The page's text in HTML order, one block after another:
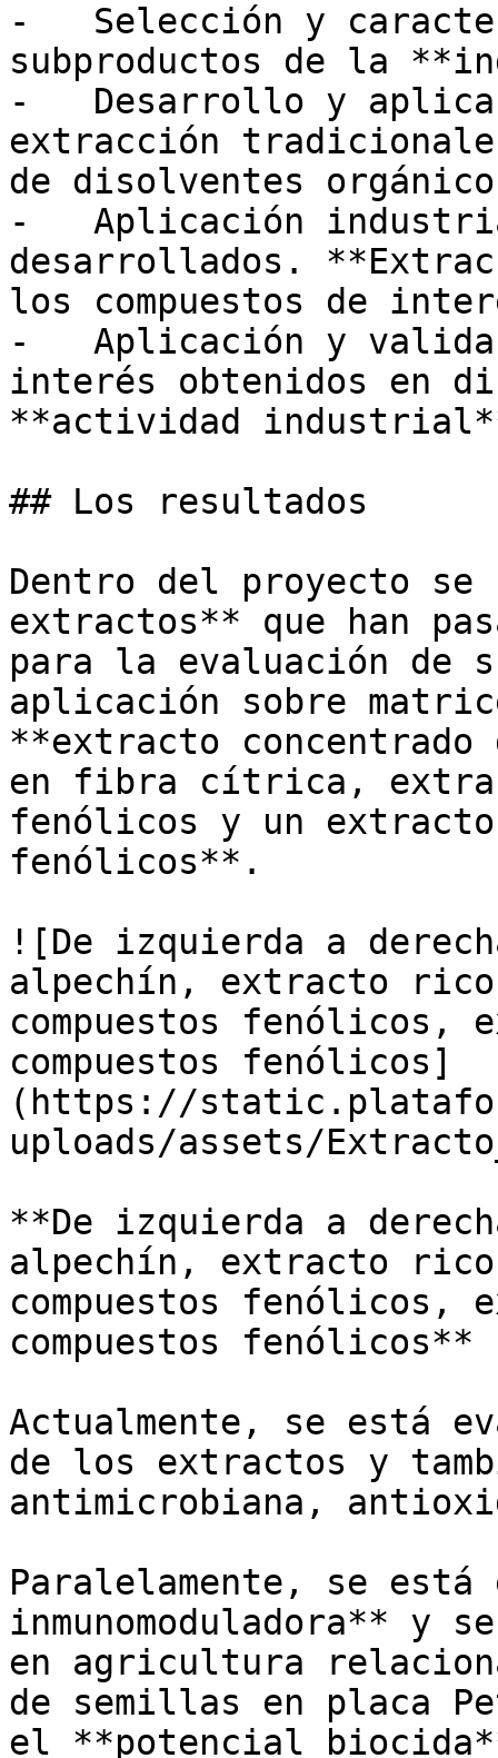
-   Selección y
subproductos de la
-   Desarrollo y
extracción
de disolventes
-   Aplicación
desarrollados.
los compuestos de
-   Aplicación y
interés obtenidos en
**actividad
## Los resultados
Dentro del proyecto se
extractos** que han
para la evaluación de
aplicación sobre
**extracto
en fibra cítrica,
fenólicos y un extracto
fenólicos**.
![De izquierda a
alpechín, extracto
compuestos fenólicos,
compuestos fenólicos]
(https://
uploads/assets/
**De izquierda a
alpechín, extracto
compuestos fenólicos,
compuestos fenólicos**
Actualmente, se está
de los extractos y
antimicrobiana,
Paralelamente, se
inmunomoduladora** y
en agricultura
de semillas en placa
el **potencial